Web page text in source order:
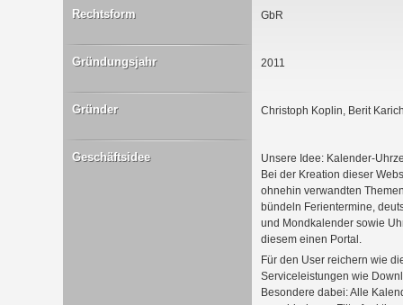
Rechtsform GbR
Gründungsjahr 2011
Gründer Christoph Koplin, Berit
Geschäftsidee
Unsere Idee: Kalender-
Bei der Kreation dieser
ohnehin verwandten
bündeln Ferientermine,
und Mondkalender sowie
diesem einen Portal.
Für den User reichern wie
Serviceleistungen wie
Besondere dabei: Alle